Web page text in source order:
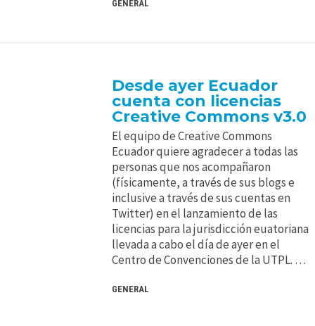
GENERAL
Desde ayer Ecuador
cuenta con licencias
Creative Commons v3.0
El equipo de Creative Commons
Ecuador quiere agradecer a todas las
personas que nos acompañaron
(físicamente, a través de sus blogs e
inclusive a través de sus cuentas en
Twitter) en el lanzamiento de las
licencias para la jurisdicción euatoriana
llevada a cabo el día de ayer en el
Centro de Convenciones de la UTPL. …
GENERAL